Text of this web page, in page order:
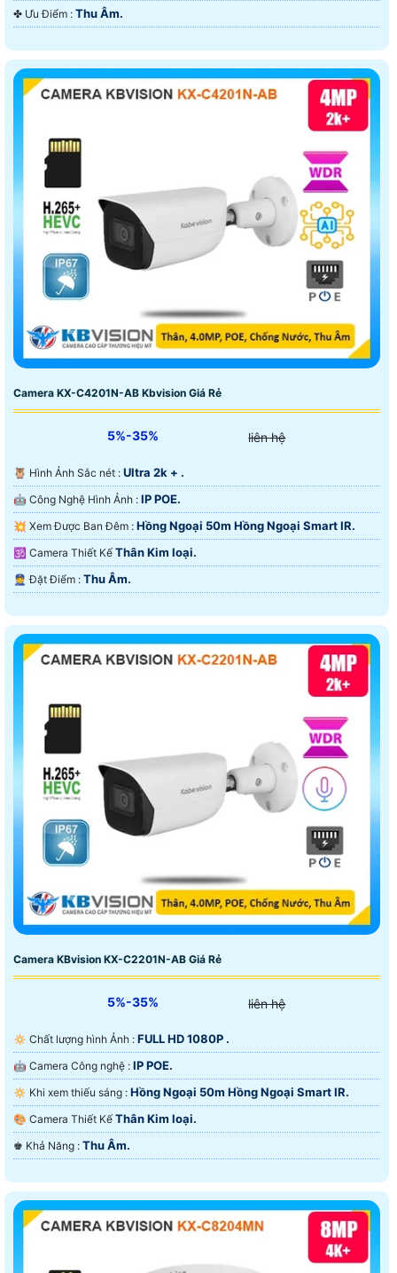
️✤ Ưu Điểm : Thu Âm.
Camera KX-C4201N-AB Kbvision Giá Rẻ
5%-35% liên hệ
🦉 Hình Ảnh Sắc nét : Ultra 2k + .
🤖️ Công Nghệ Hình Ảnh : IP POE.
💥 Xem Được Ban Đêm : Hồng Ngoại 50m Hồng Ngoại Smart IR.
🕉️ Camera Thiết Kế Thân Kim loại.
️👮 Đặt Điểm : Thu Âm.
Camera KBvision KX-C2201N-AB Giá Rẻ
5%-35% liên hệ
🔅 Chất lượng hình Ảnh : FULL HD 1080P .
🤖️ Camera Công nghệ : IP POE.
🔅 Khi xem thiếu sáng : Hồng Ngoại 50m Hồng Ngoại Smart IR.
🎨 Camera Thiết Kế Thân Kim loại.
️♚ Khả Năng : Thu Âm.